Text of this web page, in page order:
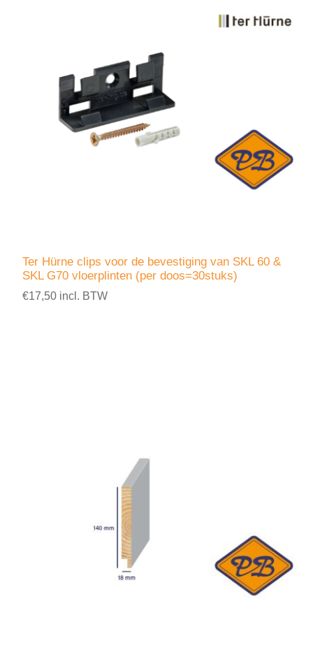
Ter Hürne clips voor de bevestiging van SKL 60 &
SKL G70 vloerplinten (per doos=30stuks)
€17,50 incl. BTW